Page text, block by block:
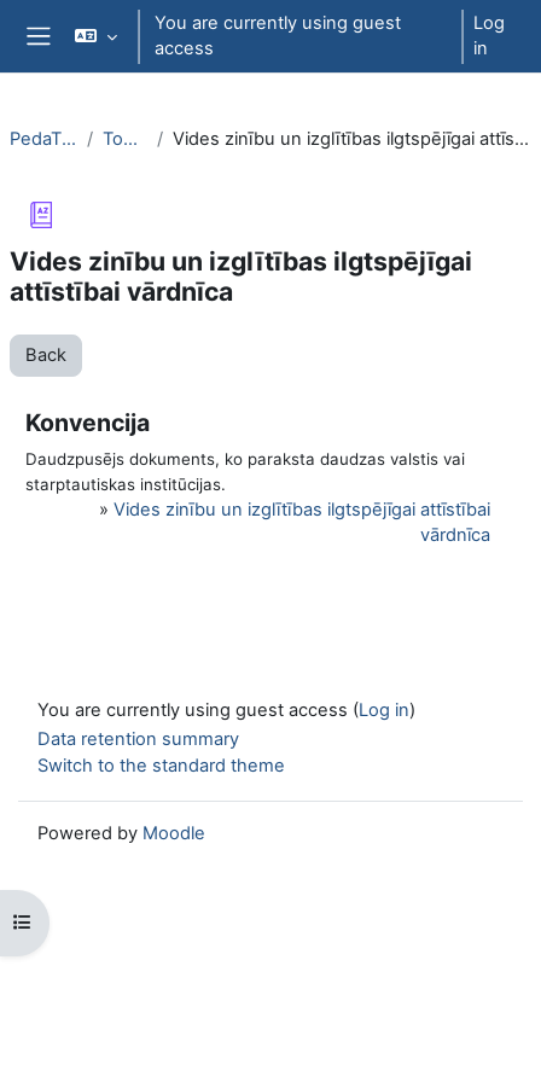
Skip to main content
You are currently using guest
access
Log
in
Open course index
PedaT038 Topic 6 Vides zinību un izglītības ilgtspējīgai attīstībai vārdnīca
Vides zinību un izglītības ilgtspējīgai
attīstībai vārdnīca
Back
Konvencija
Daudzpusējs dokuments, ko paraksta daudzas valstis vai
starptautiskas institūcijas.
» Vides zinību un izglītības ilgtspējīgai attīstībai
vārdnīca
You are currently using guest access (Log in)
Data retention summary
Switch to the standard theme
Powered by Moodle